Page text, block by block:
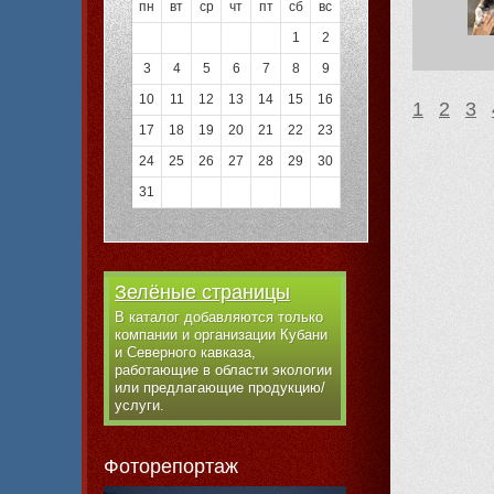
1 2 3
пн вт ср чт пт сб
вс
1
2
3
4 5 6 7 8
9
10
11 12 13 14 15
16
17
18 19 20 21 22
23
24
25 26 27 28 29
30
31
Зелёные страницы
В каталог добавляются только
компании и организации Кубани
и Северного кавказа,
работающие в области экологии
или предлагающие продукцию/
услуги.
Фоторепортаж